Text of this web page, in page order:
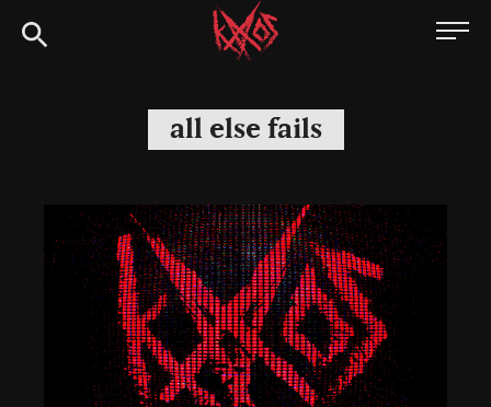
Siirry
suoraan
Kaaoszine
all else fails